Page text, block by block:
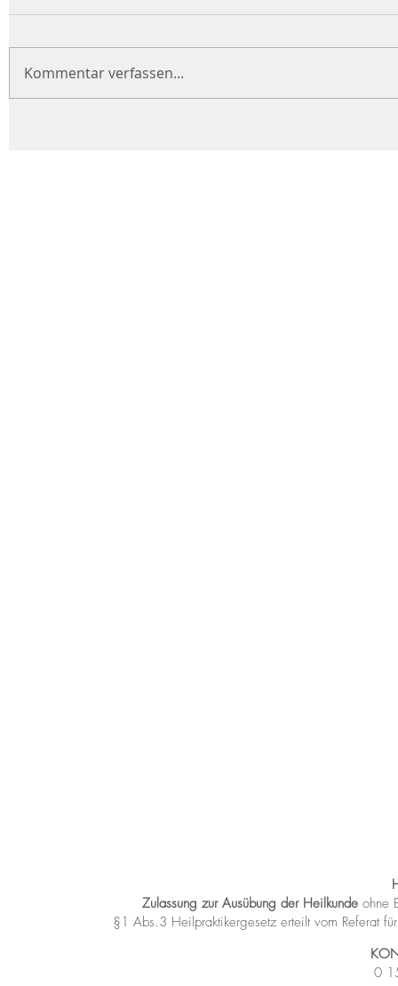
Kommentar verfassen...
Zulassung zur Ausübung der Heilkunde ohne
§1 Abs.3 Heilpraktikergesetz erteilt vom Referat
0